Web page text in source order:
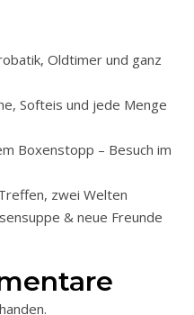
Oldtimer und ganz
Softeis und jede Menge
Boxenstopp – Besuch im
zwei Welten
& neue Freunde